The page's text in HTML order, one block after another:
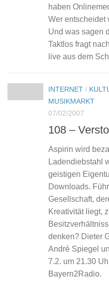
haben
Wer entscheidet
Und was sagen
Taktlos fragt
live aus dem
INTERNET /
MUSIKMARKT
07/02/2007
108 –
Aspirin wird
Ladendiebstahl
geistigen
Downloads.
Gesellschaft,
Kreativität liegt,
denken? Dieter
André Spiegel
7.2. um 21.30
Bayern2Radio.